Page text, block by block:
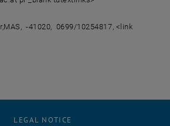
-41020, 0699/10254817, <link
LEGAL NOTICE